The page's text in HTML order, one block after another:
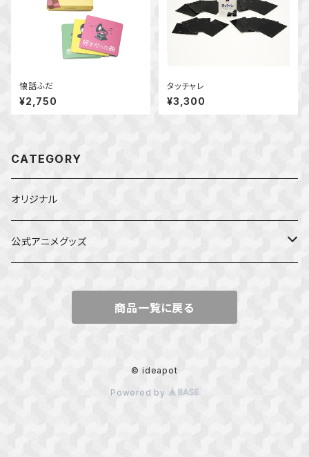
懐話ふだ
¥2,750
タッチャレ
¥3,300
CATEGORY
オリジナル
公式アニメグッズ
ダンジョンの中のひと
商品一覧に戻る
© ideapot
Powered by